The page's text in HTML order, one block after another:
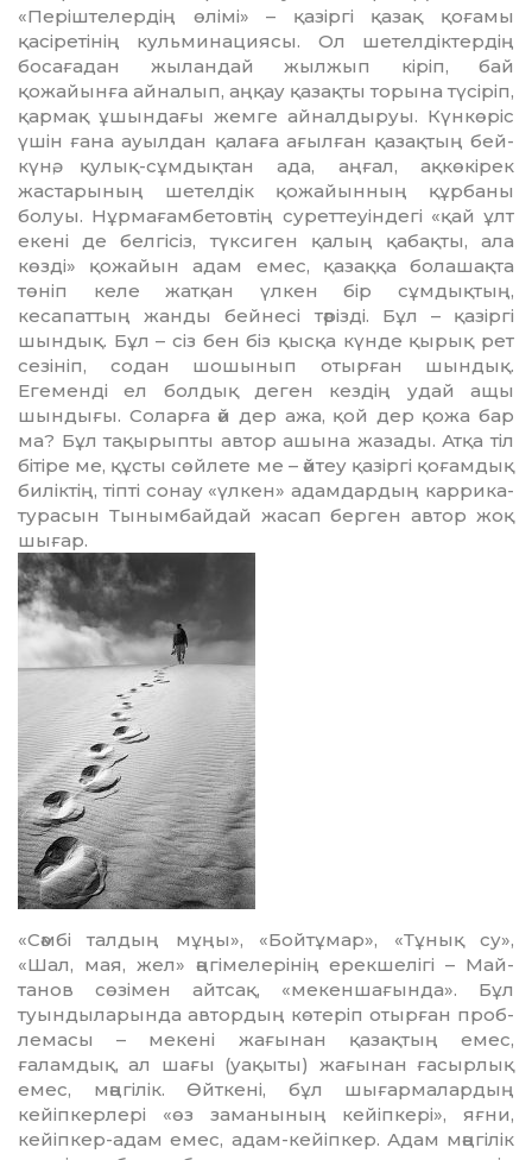
«Періштелердің өлімі» – қа­зіргі қазақ қоғамы
қасіретінің куль­ми­нациясы. Ол шетелдік­тер­дің
босағадан жыландай жылжып кіріп, бай
қожайынға айналып, аңқау қазақты торына түсіріп,
қармақ ұшындағы жемге айнал­дыруы. Күнкөріс
үшін ғана ауыл­дан қалаға ағылған қазақтың бей­
күнә, қулық-сұмдықтан ада, аң­ғал, ақкөкірек
жастарының шетелдік қожайынның құрбаны
болуы. Нұрмағамбетовтің сурет­теуіндегі «қай ұлт
екені де белгісіз, түксиген қалың қабақты, ала
көзді» қожайын адам емес, қазаққа болашақта
төніп келе жатқан үлкен бір сұмдықтың,
кесапаттың жанды бейнесі тәрізді. Бұл – қа­зіргі
шындық. Бұл – сіз бен біз қысқа күнде қырық рет
сезініп, содан шошынып отырған шын­дық.
Егеменді ел болдық деген кездің удай ащы
шындығы. Соларға әй дер ажа, қой дер қожа бар
ма? Бұл тақырыпты автор ашына жазады. Атқа тіл
бітіре ме, құсты сөйлете ме – әйтеу қазіргі қоғамдық
би­ліктің, тіпті сонау «үлкен» адам­дардың каррика­
ту­расын Тыным­байдай жасап берген автор жоқ
шығар.
«Сәмбі талдың мұңы», «Бойтұ­мар», «Тұнық су»,
«Шал, мая, жел» әңгімелерінің ерекшелігі – Май­
танов сөзімен айтсақ, «мекен­шағында». Бұл
туындыларында автордың көтеріп отырған про­б­
лемасы – мекені жағынан қазақ­тың емес,
ғаламдық, ал шағы (уақыты) жағынан ғасырлық
емес, мәңгілік. Өйткені, бұл шығарма­лар­дың
кейіпкерлері «өз заманы­ның кейіпкері», яғни,
кейіпкер-адам емес, адам-кейіпкер. Адам мәң­гі­лік